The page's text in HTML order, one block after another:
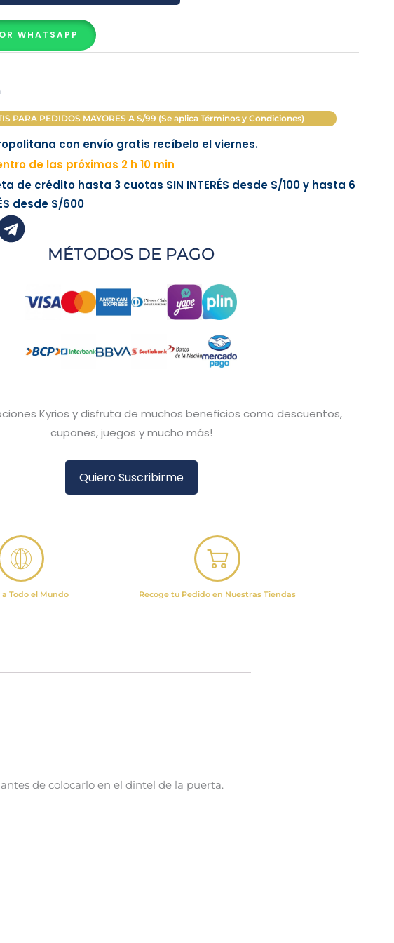
WHATSAPP
PARA PEDIDOS MAYORES A S/99 (Se aplica Términos y Condiciones)
con envío gratis recíbelo el viernes.
de las próximas 2 h 10 min
de crédito hasta 3 cuotas SIN INTERÉS desde S/100y hasta 6
desde S/600
MÉTODOS DE PAGO
Kyrios y disfruta de muchos beneficios como descuentos,
cupones, juegos y mucho más!
Quiero Suscribirme
a Todo el Mundo Recoge tu Pedido en Nuestras Tiendas
de colocarlo en el dintel de la puerta.